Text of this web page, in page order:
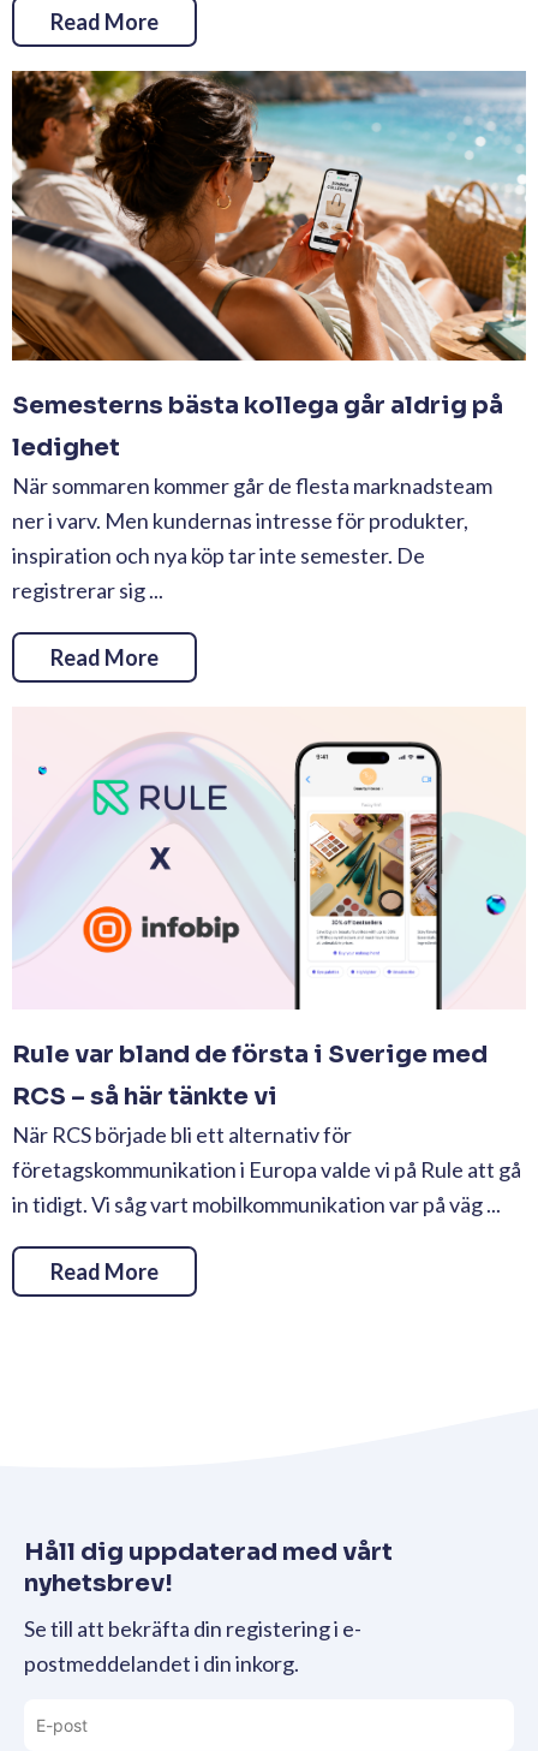
Read More
Semesterns bästa kollega går aldrig på
ledighet
När sommaren kommer går de flesta marknadsteam
ner i varv. Men kundernas intresse för produkter,
inspiration och nya köp tar inte semester. De
registrerar sig ...
Read More
Rule var bland de första i Sverige med
RCS – så här tänkte vi
När RCS började bli ett alternativ för
företagskommunikation i Europa valde vi på Rule att gå
in tidigt. Vi såg vart mobilkommunikation var på väg ...
Read More
Håll dig uppdaterad med vårt
nyhetsbrev!
Se till att bekräfta din registering i e-
postmeddelandet i din inkorg.